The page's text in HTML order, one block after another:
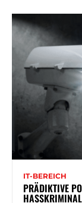
IT-BEREICH
PRÄDIKTIVE